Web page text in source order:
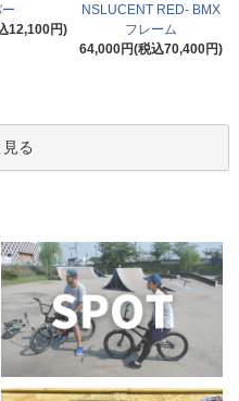
12,100円)
NSLUCENT RED- BMX
フレーム
64,000円(税込70,400円)
る